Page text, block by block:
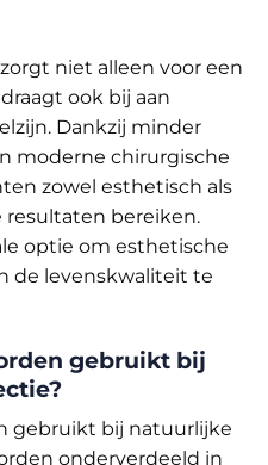
niet alleen voor een
ook bij aan
Dankzij minder
moderne chirurgische
zowel esthetisch als
bereiken.
optie om esthetische
de levenskwaliteit te
gebruikt bij
gebruikt bij natuurlijke
onderverdeeld in